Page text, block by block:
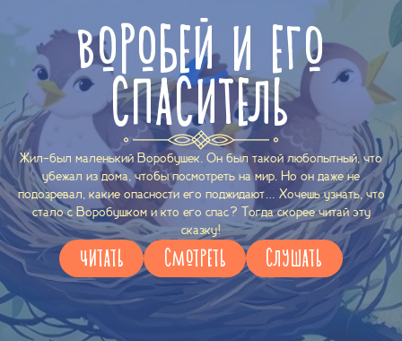
ВОРОБЕЙ И ЕГО
СПАСИТЕЛЬ
Жил-был маленький Воробушек. Он был такой любопытный, что
убежал из дома, чтобы посмотреть на мир. Но он даже не
подозревал, какие опасности его поджидают… Хочешь узнать, что
стало с Воробушком и кто его спас? Тогда скорее читай эту
сказку!
ЧИТАТЬ СМОТРЕТЬ СЛУШАТЬ